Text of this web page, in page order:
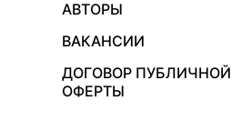
АВТОРЫ
ВАКАНСИИ
ДОГОВОР ПУБЛИЧНОЙ
ОФЕРТЫ